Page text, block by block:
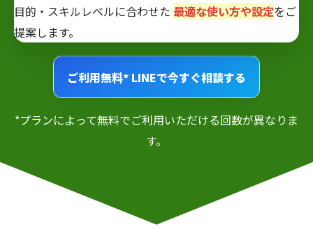
目的・スキルレベルに合わせた 最適な使い方や設定をご
提案します。
ご利用無料* LINEで今すぐ相談する
*プランによって無料でご利用いただける回数が異なりま
す。